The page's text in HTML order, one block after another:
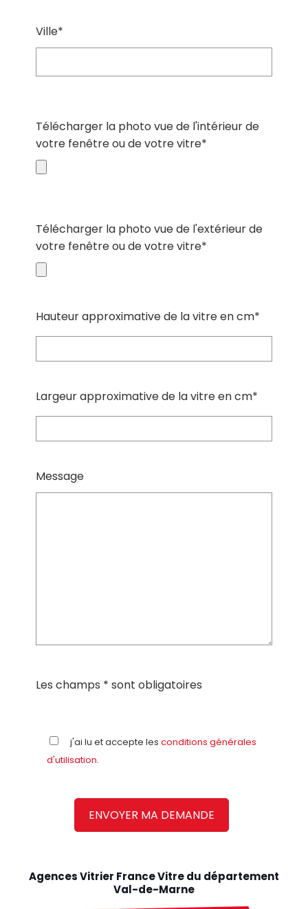
Ville*
Télécharger la photo vue de l'intérieur de
votre fenêtre ou de votre vitre*
Télécharger la photo vue de l'extérieur de
votre fenêtre ou de votre vitre*
Hauteur approximative de la vitre en cm*
Largeur approximative de la vitre en cm*
Message
Les champs * sont obligatoires
j'ai lu et accepte les conditions générales
d'utilisation.
Agences Vitrier France Vitre du département
Val-de-Marne